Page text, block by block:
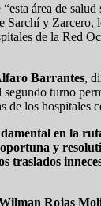
área de salud
Sarchí y Zarcero,
de la Red
Barrantes,
turno
de los hospitales
en la
y
traslados
Rojas